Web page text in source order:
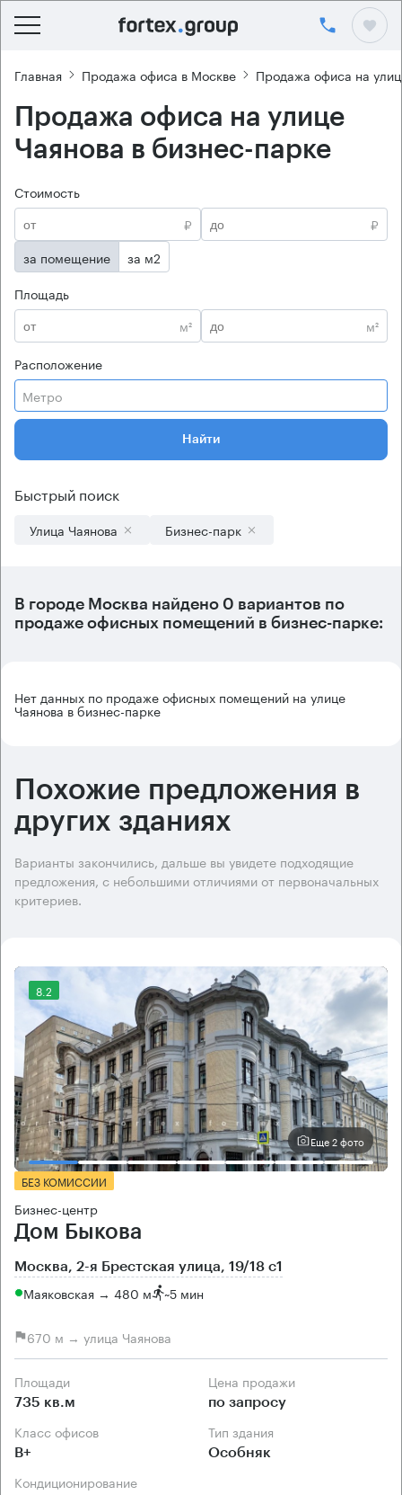
Главная Продажа офиса в Москве Продажа офиса на
Продажа офиса на улице
Чаянова в бизнес-парке
Стоимость
₽
₽
за помещение
за м2
Площадь
м²
м²
Расположение
Метро
Найти
Быстрый поиск
Улица Чаянова Бизнес-парк
В городе Москва найдено 0 вариантов по
продаже офисных помещений в бизнес-парке:
Нет данных по продаже офисных помещений на улице
Чаянова в бизнес-парке
Похожие предложения в
других зданиях
Варианты закончились, дальше вы увидете подходящие
предложения, с небольшими отличиями от первоначальных
критериев.
8.2
Еще 2 фото
БЕЗ КОМИССИИ
Бизнес-центр
Дом Быкова
Москва, 2-я Брестская улица, 19/18 с1
Маяковская → 480 м ~5 мин
670 м → улица Чаянова
Площади
735 кв.м
Цена продажи
по запросу
Класс офисов
B+
Тип здания
Особняк
Кондиционирование